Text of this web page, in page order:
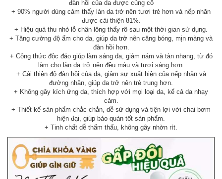
đàn hồi của da được củng cố
+ 90% người dùng cảm thấy làn da trở nên tươi trẻ hơn và nếp nhăn
được cải thiện 81%.
+ Hiệu quả thu nhỏ lỗ chân lông thấy rõ sau một thời gian sử dụng.
+ Tăng cường độ ẩm cho da, giúp da trở nên căng bóng, mịn màng và
đàn hồi hơn.
+ Công thức độc đáo giúp làm sáng da, giảm nám và tàn nhang, từ đó
làm cho làn da trở nên đều màu và tươi sáng hơn.
+ Cải thiện độ đàn hồi của da, giảm sự xuất hiện của nếp nhăn và
đường nhăn, giúp da trở nên trẻ trung hơn.
+ Không gây kích ứng da, thích hợp với mọi loại da, kể cả da nhạy
cảm.
+ Thiết kế sản phẩm chắc chắn, dễ sử dụng và tiện lợi với chai bơm
hiện đại, giúp bảo quản tốt sản phẩm.
+ Tinh chất dễ thẩm thấu, không gây nhờn rít.